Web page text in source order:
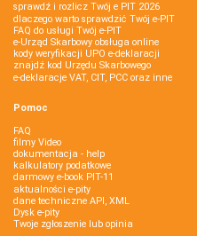
sprawdź i rozlicz Twój e PIT 2026
dlaczego warto sprawdzić Twój e-PIT
FAQ do usługi Twój e-PIT
e-Urząd Skarbowy obsługa online
kody weryfikacji UPO e-deklaracji
znajdź kod Urzędu Skarbowego
e-deklaracje VAT, CIT, PCC oraz inne
Pomoc
FAQ
filmy Video
dokumentacja - help
kalkulatory podatkowe
darmowy e-book PIT-11
aktualności e-pity
dane techniczne API, XML
Dysk e-pity
Twoje zgłoszenie lub opinia